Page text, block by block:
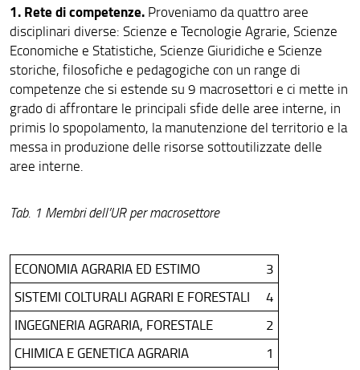
1. Rete di competenze.Proveniamo da quattro aree
disciplinari diverse: Scienze e Tecnologie Agrarie, Scienze
Economiche e Statistiche, Scienze Giuridiche e Scienze
storiche, filosofiche e pedagogiche con un range di
competenze che si estende su 9 macrosettori e ci mette in
grado di affrontare le principali sfide delle aree interne, in
primis lo spopolamento, la manutenzione del territorio e la
messa in produzione delle risorse sottoutilizzate delle
aree interne.
Tab. 1 Membri dell’UR per macrosettore
ECONOMIA AGRARIA ED ESTIMO
3
SISTEMI COLTURALI AGRARI E FORESTALI
4
INGEGNERIA AGRARIA, FORESTALE
2
CHIMICA E GENETICA AGRARIA
1